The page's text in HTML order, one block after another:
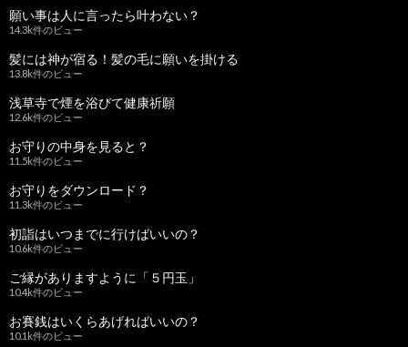
願い事は人に言ったら叶わない？
14.3k件のビュー
髪には神が宿る！髪の毛に願いを掛ける
13.8k件のビュー
浅草寺で煙を浴びて健康祈願
12.6k件のビュー
お守りの中身を見ると？
11.5k件のビュー
お守りをダウンロード？
11.3k件のビュー
初詣はいつまでに行けばいいの？
10.6k件のビュー
ご縁がありますように「５円玉」
10.4k件のビュー
お賽銭はいくらあげればいいの？
10.1k件のビュー